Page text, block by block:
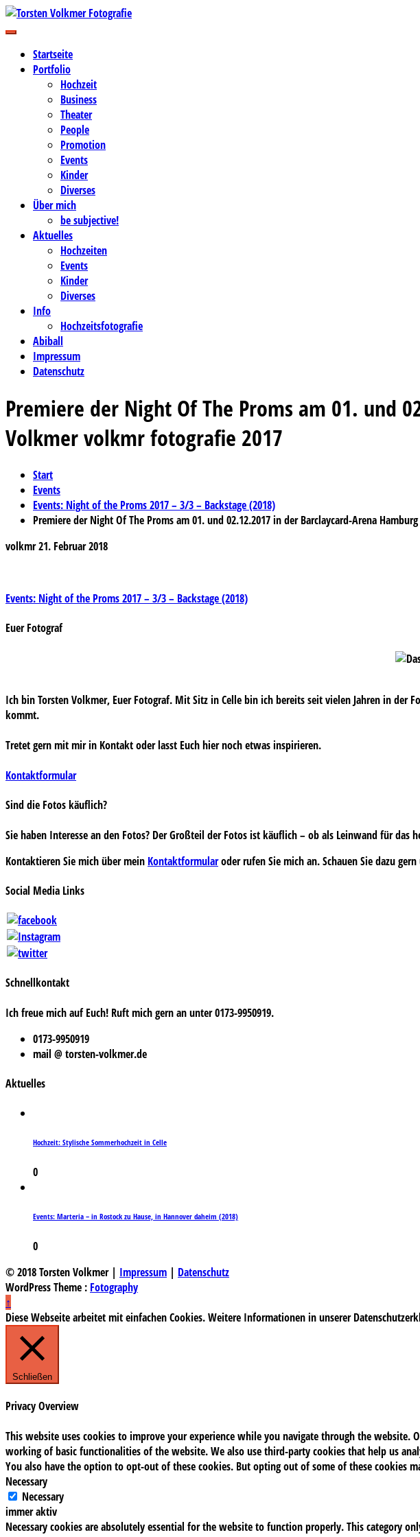
Zum
Inhalt
Torsten Volkmer Fotografie
Business-, Portrait- und Hochzeitsfotografie
Startseite
Portfolio
Hochzeit
Business
Theater
People
Promotion
Events
Kinder
Diverses
Über mich
be subjective!
Aktuelles
Hochzeiten
Events
Kinder
Diverses
Info
Hochzeitsfotografie
Abiball
Impressum
Datenschutz
Premiere der Night Of The Proms am 01. und
Volkmer volkmr fotografie 2017
Start
Events
Events: Night of the Proms 2017 – 3/3 – Backstage (2018)
Premiere der Night Of The Proms am 01. und 02.12.2017 in der Barclaycard-Arena
volkmr21. Februar 2018
Beitragsnavigation
Events: Night of the Proms 2017 – 3/3 – Backstage (2018)
Euer Fotograf
Ich bin Torsten Volkmer, Euer Fotograf. Mit Sitz in Celle bin ich bereits seit vielen Jahren in
kommt.
Tretet gern mit mir in Kontakt oder lasst Euch hier noch etwas inspirieren.
Kontaktformular
Sind die Fotos käuflich?
Sie haben Interesse an den Fotos? Der Großteil der Fotos ist käuflich – ob als Leinwand für
Kontaktieren Sie mich über mein Kontaktformularoder rufen Sie mich an. Schauen Sie dazu
Social Media Links
Schnellkontakt
Ich freue mich auf Euch! Ruft mich gern an unter 0173-9950919.
0173-9950919
mail @ torsten-volkmer.de
Aktuelles
Hochzeit: Stylische Sommerhochzeit in Celle
0
Events: Marteria – in Rostock zu Hause, in Hannover daheim (2018)
0
© 2018 Torsten Volkmer | Impressum | Datenschutz
WordPress Theme : Fotography
↑
Diese Webseite arbeitet mit einfachen Cookies. Weitere Informationen in unserer
Schließen
Privacy Overview
This website uses cookies to improve your experience while you navigate through the website.
working of basic functionalities of the website. We also use third-party cookies that help us
You also have the option to opt-out of these cookies. But opting out of some of these cookies
Necessary
Necessary
immer aktiv
Necessary cookies are absolutely essential for the website to function properly. This category